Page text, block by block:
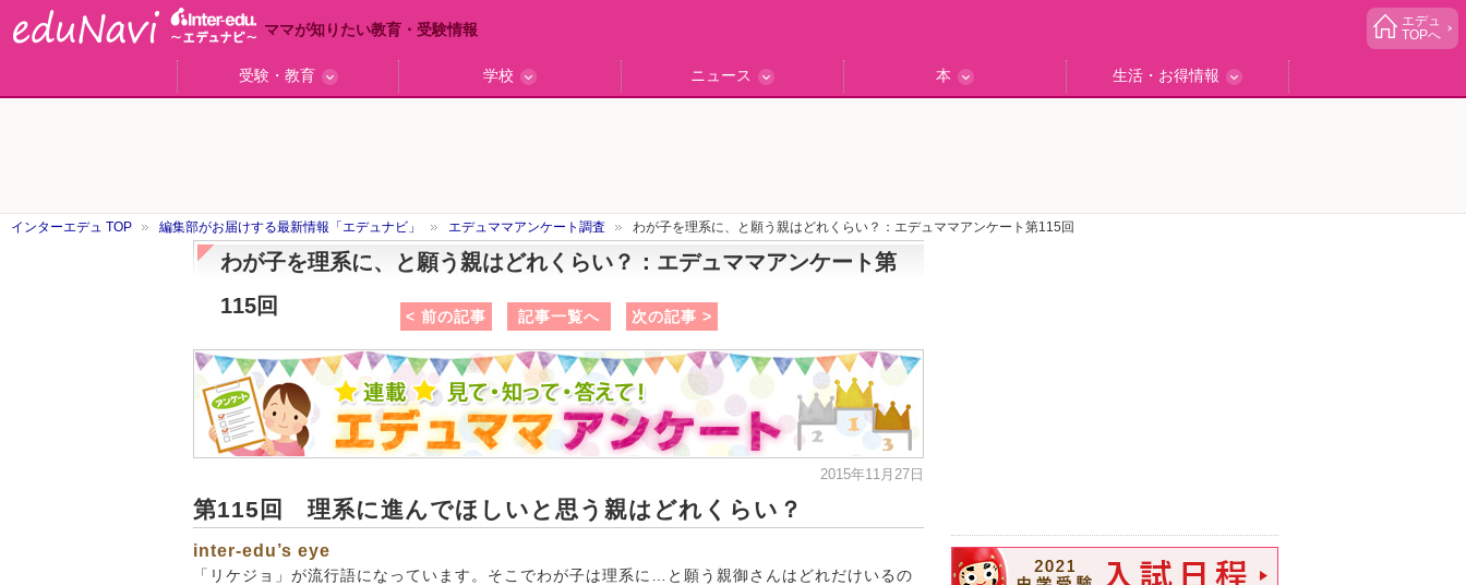
ママが知りたい教育・受験情報
エデュ
TOPへ
受験・教育
学校
ニュース
本
生活・お得情報
インターエデュ TOP 編集部がお届けする最新情報「エデュナビ」 エデュママアンケート調査 わが子を理系に、と願う親はどれくらい？：エデュママアンケート第115回
わが子を理系に、と願う親はどれくらい？：エデュママアンケート第
115回
< 前の記事 記事一覧へ 次の記事 >
2015年11月27日
第115回 理系に進んでほしいと思う親はどれくらい？
inter-edu’s eye
「リケジョ」が流行語になっています。そこでわが子は理系に…と願う親御さんはどれだけいるの